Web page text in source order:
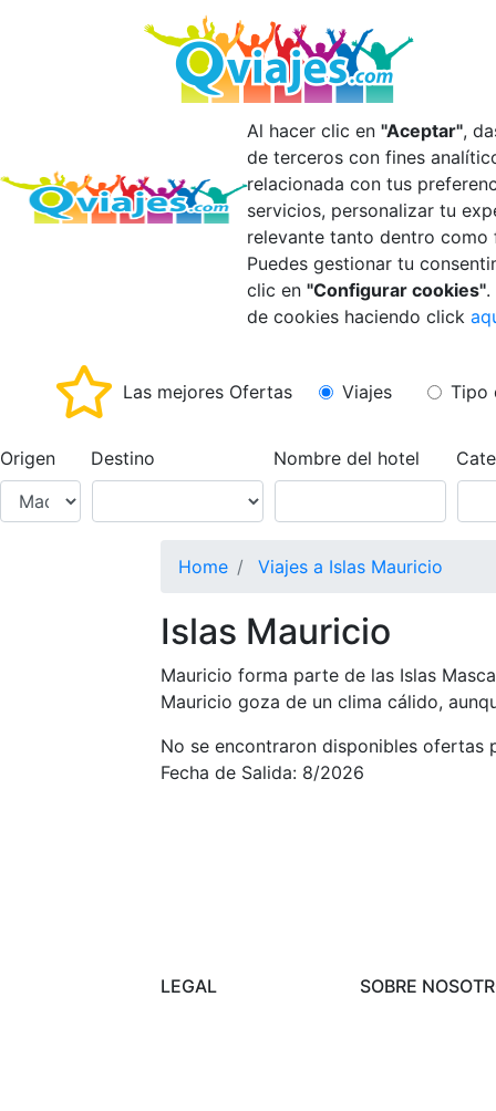
Al hacer clic en"Aceptar",
de terceros con fines
relacionada con tus
servicios, personalizar tu
relevante tanto dentro
Puedes gestionar tu
clic en"Configurar cookies".
de cookies haciendo click
Las mejores Ofertas Viajes Tipo
Origen Destino Nombre del hotel
Home Viajes a Islas Mauricio
Islas Mauricio
Mauricio forma parte de las Islas
Mauricio goza de un clima cálido,
No se encontraron disponibles ofertas
Fecha de Salida: 8/2026
LEGAL
SOBRE